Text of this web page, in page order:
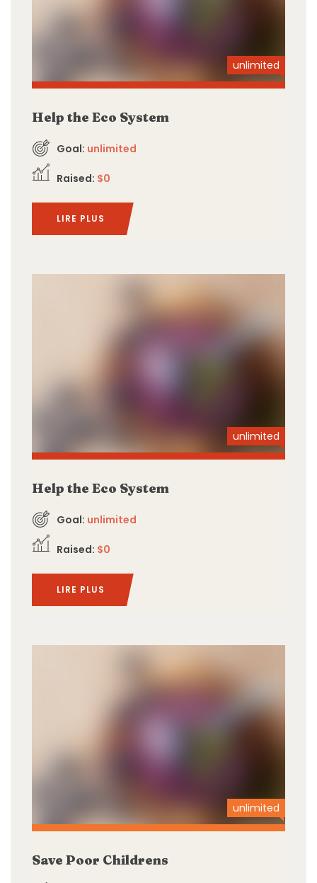
unlimited
Help the Eco System
Goal: unlimited
Raised: $0
LIRE PLUS
unlimited
Help the Eco System
Goal: unlimited
Raised: $0
LIRE PLUS
unlimited
Save Poor Childrens